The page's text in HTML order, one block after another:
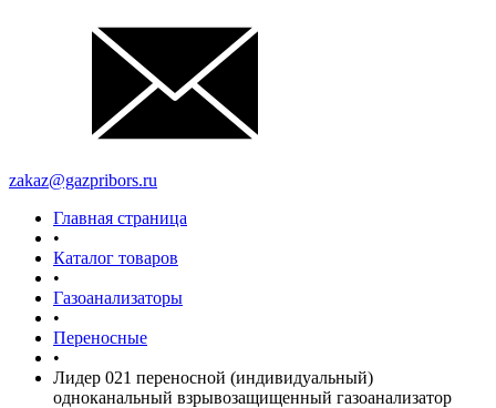
zakaz@gazpribors.ru
Главная страница
•
Каталог товаров
•
Газоанализаторы
•
Переносные
•
Лидер 021 переносной (индивидуальный)
одноканальный взрывозащищенный газоанализатор